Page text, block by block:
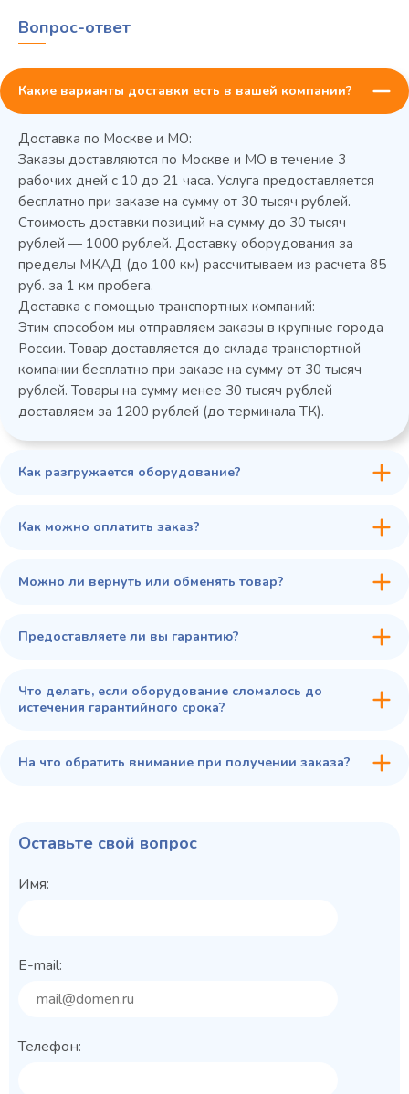
Колода разрубочная КР-5/5
45 900 ₽
Вопрос-ответ
Какие варианты доставки есть в вашей компании?
Доставка по Москве и МО:
Заказы доставляются по Москве и МО в течение 3
рабочих дней с 10 до 21 часа. Услуга предоставляется
бесплатно при заказе на сумму от 30 тысяч рублей.
Стоимость доставки позиций на сумму до 30 тысяч
рублей — 1000 рублей. Доставку оборудования за
пределы МКАД (до 100 км) рассчитываем из расчета 85
руб. за 1 км пробега.
Доставка с помощью транспортных компаний:
Этим способом мы отправляем заказы в крупные города
России. Товар доставляется до склада транспортной
компании бесплатно при заказе на сумму от 30 тысяч
рублей. Товары на сумму менее 30 тысяч рублей
доставляем за 1200 рублей (до терминала ТК).
Как разгружается оборудование?
Как можно оплатить заказ?
Можно ли вернуть или обменять товар?
Предоставляете ли вы гарантию?
Что делать, если оборудование сломалось до
истечения гарантийного срока?
На что обратить внимание при получении заказа?
Оставьте свой вопрос
Имя:
E-mail:
Телефон: